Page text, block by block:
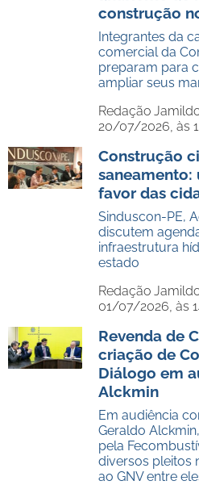
construção
Integrantes da
comercial da
preparam para
ampliar seus
Redação
20/07/2026, às
Construção
saneamento:
favor das
Sinduscon-PE,
discutem
infraestrutura
estado
Redação
01/07/2026, às
Revenda de
criação de
Diálogo em
Alckmin
Em audiência
Geraldo
pela
diversos pleitos
ao GNV entre